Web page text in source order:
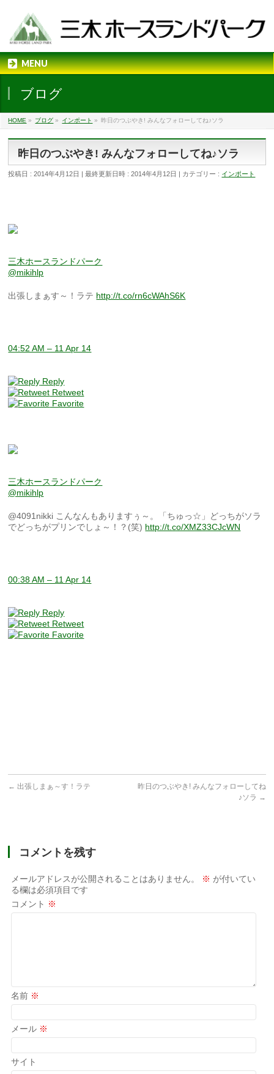
MENU
ブログ
HOME » ブログ » インポート » 昨日のつぶやき! みんなフォローしてね♪ソラ
昨日のつぶやき! みんなフォローしてね♪ソラ
投稿日 : 2014年4月12日 最終更新日時 : 2014年4月12日 カテゴリー : インポート
三木ホースランドパーク
@mikihlp
出張しまぁす～！ラテ http://t.co/rn6cWAhS6K
04:52 AM – 11 Apr 14
Reply
Retweet
Favorite
三木ホースランドパーク
@mikihlp
@4091nikki こんなんもありますぅ～。「ちゅっ☆」どっちがソラ
でどっちがプリンでしょ～！？(笑) http://t.co/XMZ33CJcWN
00:38 AM – 11 Apr 14
Reply
Retweet
Favorite
← 出張しまぁ～す！ラテ
昨日のつぶやき! みんなフォローしてね
♪ソラ →
コメントを残す
メールアドレスが公開されることはありません。 ※ が付いてい
る欄は必須項目です
コメント ※
名前 ※
メール ※
サイト